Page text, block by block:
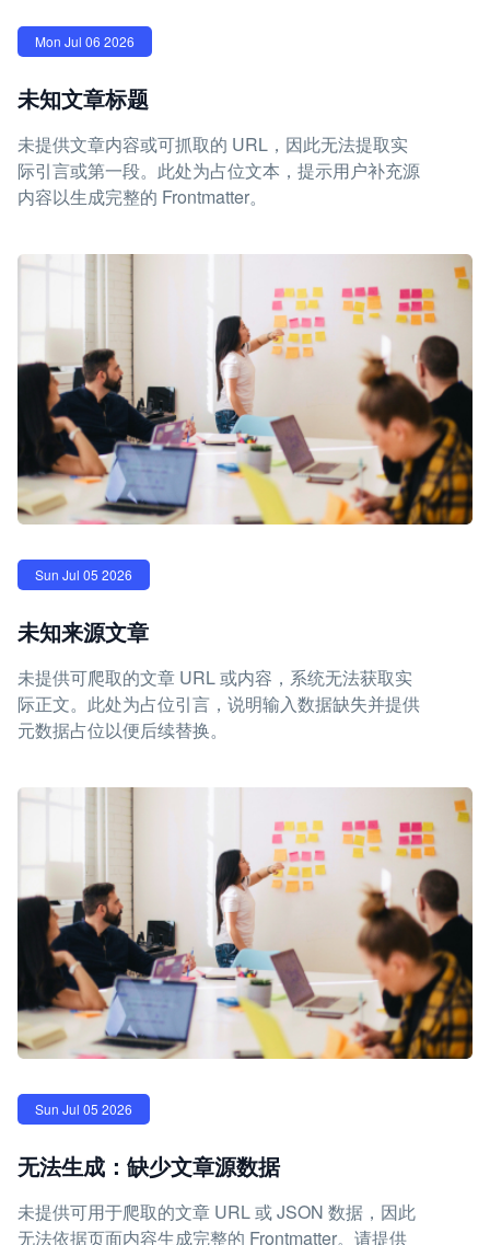
Mon Jul 06 2026
未知文章标题
未提供文章内容或可抓取的 URL，因此无法提取实
际引言或第一段。此处为占位文本，提示用户补充源
内容以生成完整的 Frontmatter。
Sun Jul 05 2026
未知来源文章
未提供可爬取的文章 URL 或内容，系统无法获取实
际正文。此处为占位引言，说明输入数据缺失并提供
元数据占位以便后续替换。
Sun Jul 05 2026
无法生成：缺少文章源数据
未提供可用于爬取的文章 URL 或 JSON 数据，因此
无法依据页面内容生成完整的 Frontmatter。请提供